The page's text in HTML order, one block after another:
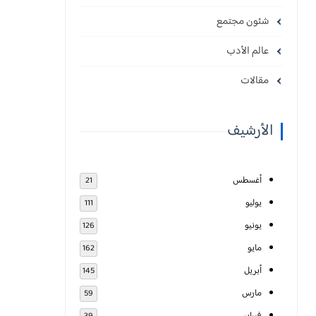
شئون مجتمع
عالم الأدب
مقالات
الأرشيف
أغسطس 21
يوليو 111
يونيو 126
مايو 162
أبريل 145
مارس 59